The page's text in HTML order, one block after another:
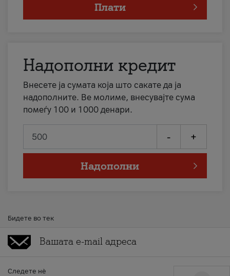
Плати
Надополни кредит
Внесете ја сумата која што сакате да ја
надополните. Ве молиме, внесувајте сума
помеѓу 100 и 1000 денари.
- +
Надополни
Бидете во тек
Следете нè